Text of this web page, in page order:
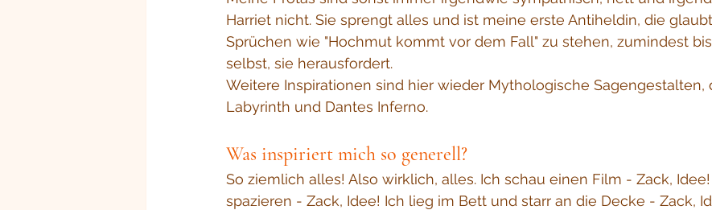
Harriet nicht. Sie sprengt alles und ist meine erste Antiheldin, die
Sprüchen wie "Hochmut kommt vor dem Fall" zu stehen, zumindest
selbst, sie herausfordert.
Weitere Inspirationen sind hier wieder Mythologische Sagengestalten,
Labyrinth und Dantes Inferno.
Was inspiriert mich so generell?
So ziemlich alles! Also wirklich, alles. Ich schau einen Film - Zack,
spazieren - Zack, Idee! Ich lieg im Bett und starr an die Decke - Zack,